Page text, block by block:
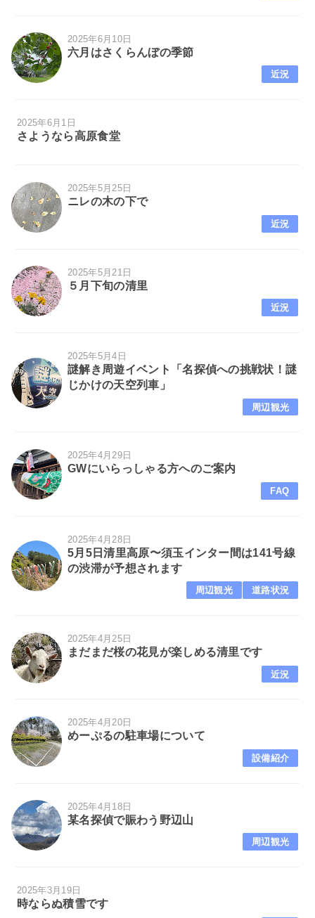
2025年6月10日
六月はさくらんぼの季節
近況
2025年6月1日
さようなら高原食堂
2025年5月25日
ニレの木の下で
近況
2025年5月21日
５月下旬の清里
近況
2025年5月4日
謎解き周遊イベント「名探偵への挑戦状！謎
じかけの天空列車」
周辺観光
2025年4月29日
GWにいらっしゃる方へのご案内
FAQ
2025年4月28日
5月5日清里高原〜須玉インター間は141号線
の渋滞が予想されます
周辺観光 道路状況
2025年4月25日
まだまだ桜の花見が楽しめる清里です
近況
2025年4月20日
めーぷるの駐車場について
設備紹介
2025年4月18日
某名探偵で賑わう野辺山
周辺観光
2025年3月19日
時ならぬ積雪です